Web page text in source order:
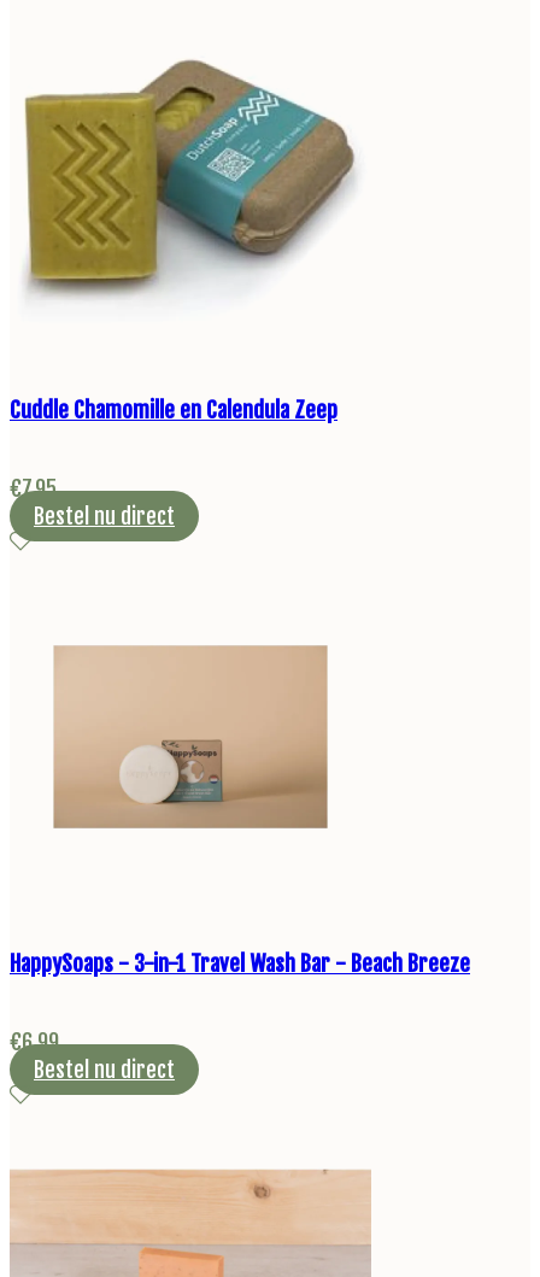
Cuddle Chamomille en Calendula Zeep
€7,95
Bestel nu direct
HappySoaps - 3-in-1 Travel Wash Bar - Beach Breeze
€6,99
Bestel nu direct